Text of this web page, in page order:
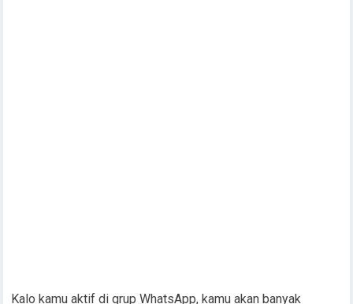
Kalo kamu aktif di grup WhatsApp, kamu akan banyak